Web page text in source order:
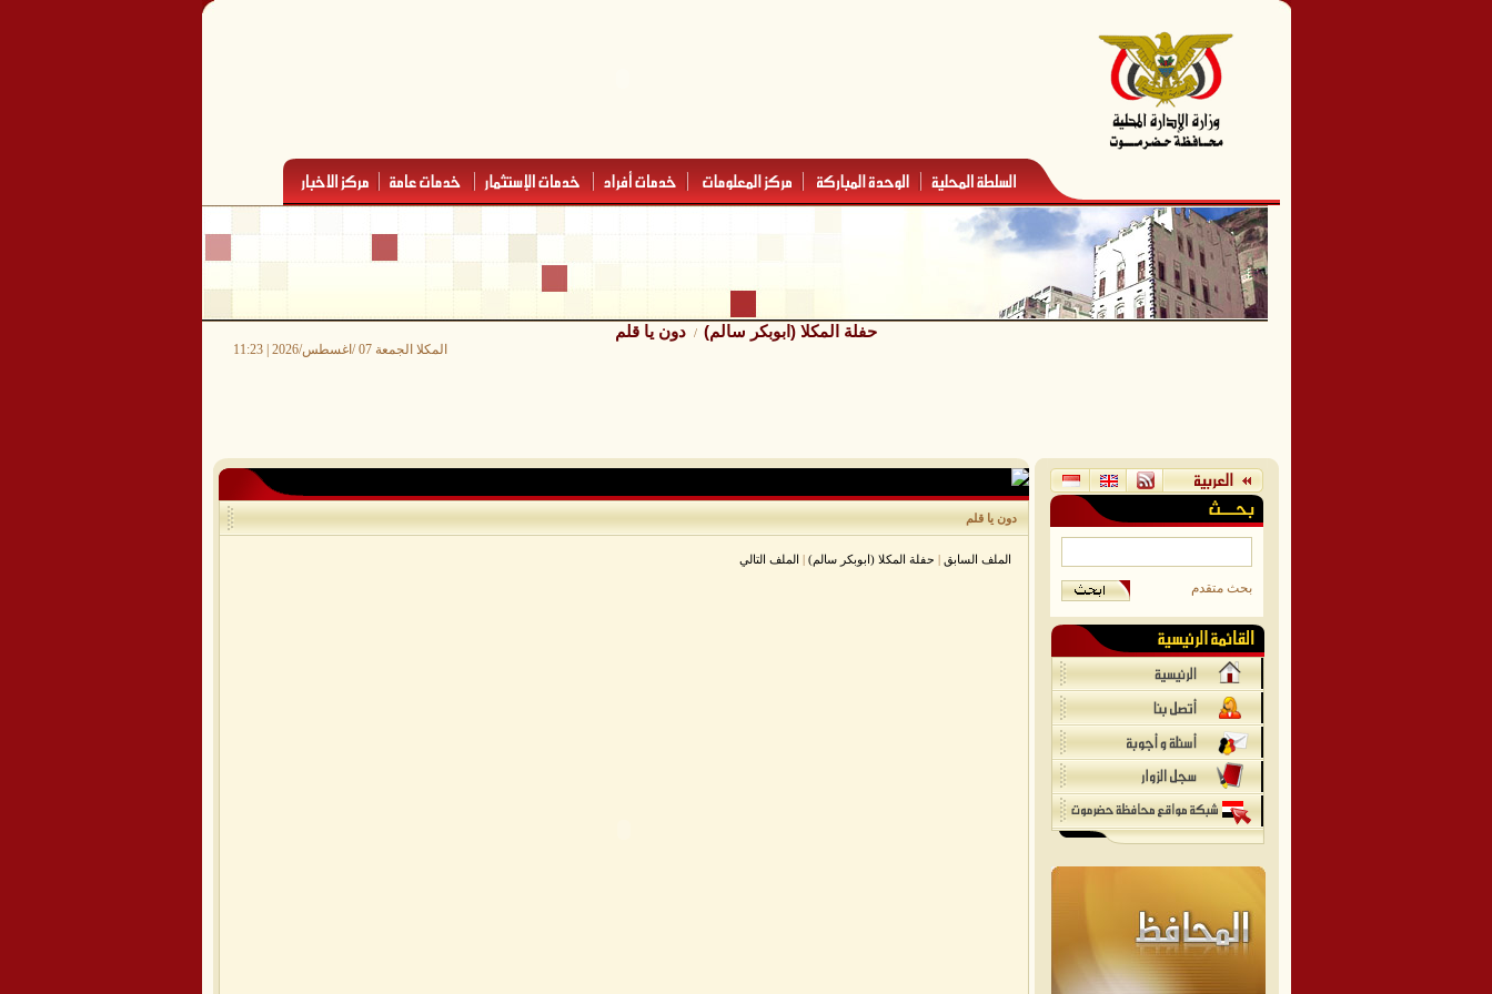
حفلة المكلا (ابوبكر سالم) / دون يا قلم
المكلا الجمعة 07 /اغسطس/2026 | 11:23
دون يا قلم
الملف السابق | حفلة المكلا (ابوبكر سالم) | الملف التالي
بحث متقدم